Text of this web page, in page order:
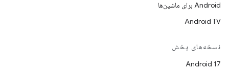
Android برای ماشین‌ها
Android TV
نسخه‌های پخش
Android 17